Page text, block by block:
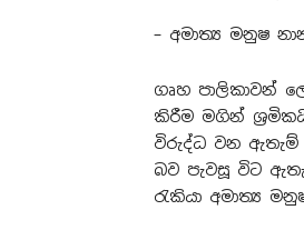
– අමාත්‍ය මනුෂ
ගෘහ පාලිකාවන්
කිරීම මගින්
විරුද්ධ වන ඇතැම්
බව පැවසූ විට
රැකියා අමාත්‍ය